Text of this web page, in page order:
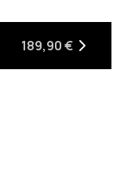
189,90 €